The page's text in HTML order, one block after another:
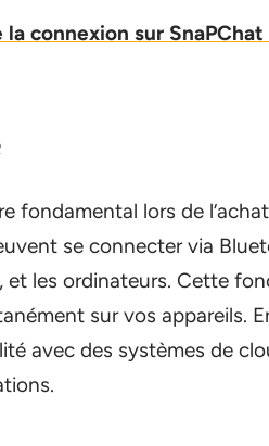
connexion sur
fondamental lors de
se connecter via
et les ordinateurs. Cette
sur vos appareils.
avec des systèmes de